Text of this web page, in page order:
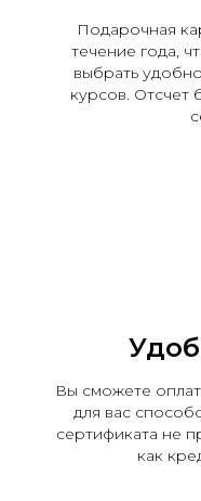
Подарочная
течение года,
выбрать
курсов. Отсчет
Вы сможете
для вас
сертификата не
как